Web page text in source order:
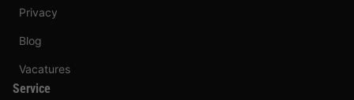
Privacy
Blog
Vacatures
Service